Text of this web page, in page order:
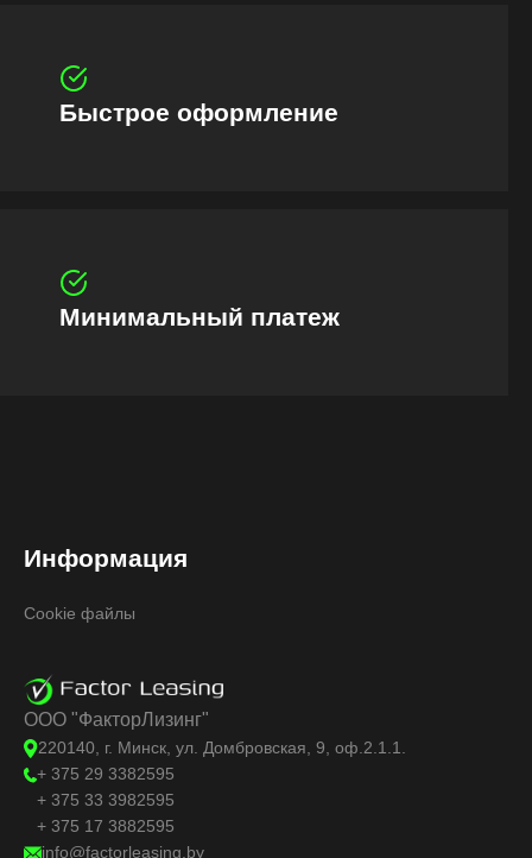
Быстрое оформление
Минимальный платеж
ООО "ФакторЛизинг"
220140, г. Минск, ул. Домбровская, 9, оф.2.1.1.
+ 375 29 3382595
+ 375 33 3982595
+ 375 17 3882595
info@factorleasing.by
Информация
Cookie файлы